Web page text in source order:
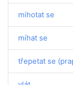
mihotat se
míhat se
třepetat se